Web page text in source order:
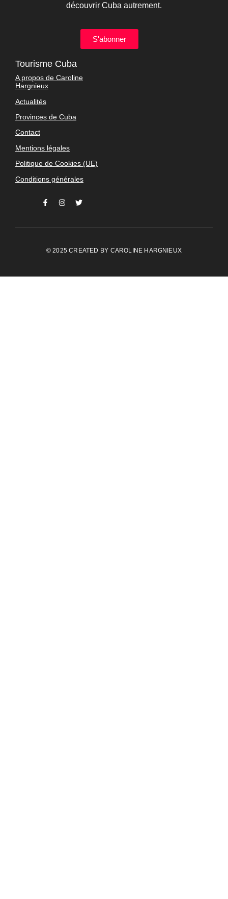
découvrir Cuba autrement.
S'abonner
Tourisme Cuba
A propos de Caroline
Hargnieux
Actualités
Provinces de Cuba
Contact
Mentions légales
Politique de Cookies (UE)
Conditions générales
© 2025 CREATED BY CAROLINE HARGNIEUX